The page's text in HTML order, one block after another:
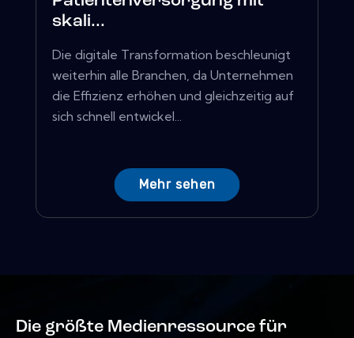
skali...
Die digitale Transformation beschleunigt
weiterhin alle Branchen, da Unternehmen
die Effizienz erhöhen und gleichzeitig auf
sich schnell entwickel...
Mehr sehen
Die größte Medienressource für